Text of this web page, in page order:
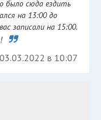
было сюда ездить
на 13:00 до
записали на 15:00.
03.03.2022 в 10:07